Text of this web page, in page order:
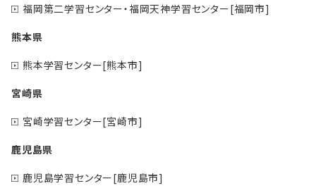
福岡第二学習センター・福岡天神学習センター[福岡市]
熊本県
熊本学習センター[熊本市]
宮崎県
宮崎学習センター[宮崎市]
鹿児島県
鹿児島学習センター[鹿児島市]